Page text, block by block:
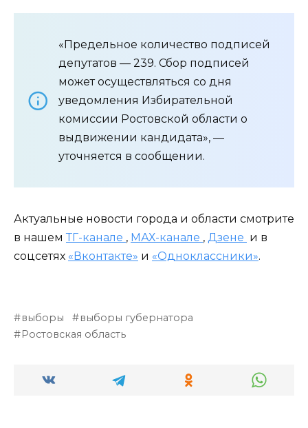
«Предельное количество подписей
депутатов — 239. Сбор подписей
может осуществляться со дня
уведомления Избирательной
комиссии Ростовской области о
выдвижении кандидата», —
уточняется в сообщении.
Актуальные новости города и области смотрите
в нашем ТГ-канале , МАХ-канале , Дзене и в
соцсетях «Вконтакте» и «Одноклассники».
выборы
выборы губернатора
Ростовская область